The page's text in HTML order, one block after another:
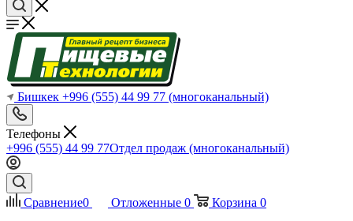
Бишкек +996 (555) 44 99 77 (многоканальный)
Телефоны
+996 (555) 44 99 77Отдел продаж (многоканальный)
Сравнение0 Отложенные 0 Корзина 0